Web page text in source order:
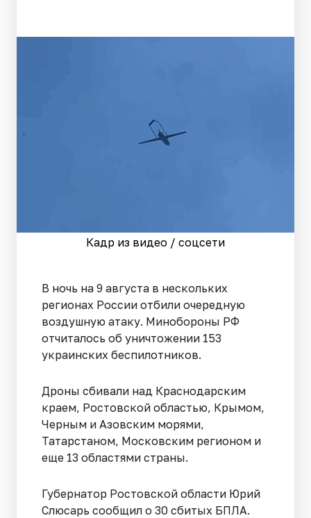
Кадр из видео / соцсети
В ночь на 9 августа в нескольких
регионах России отбили очередную
воздушную атаку. Минобороны РФ
отчиталось об уничтожении 153
украинских беспилотников.
Дроны сбивали над Краснодарским
краем, Ростовской областью, Крымом,
Черным и Азовским морями,
Татарстаном, Московским регионом и
еще 13 областями страны.
Губернатор Ростовской области Юрий
Слюсарь сообщил о 30 сбитых БПЛА.